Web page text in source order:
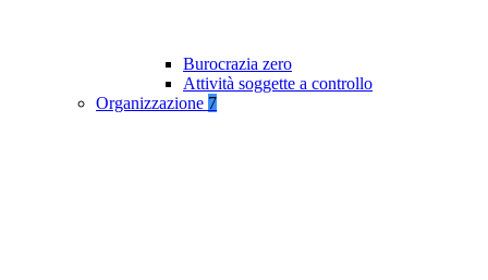
Burocrazia zero
Attività soggette a controllo
Organizzazione 7